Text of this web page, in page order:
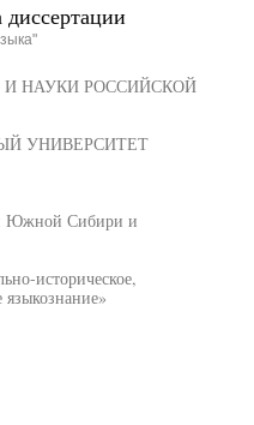
НАУКИ РОССИЙСКОЙ
УНИВЕРСИТЕТ
Южной Сибири и
историческое,
языкознание»